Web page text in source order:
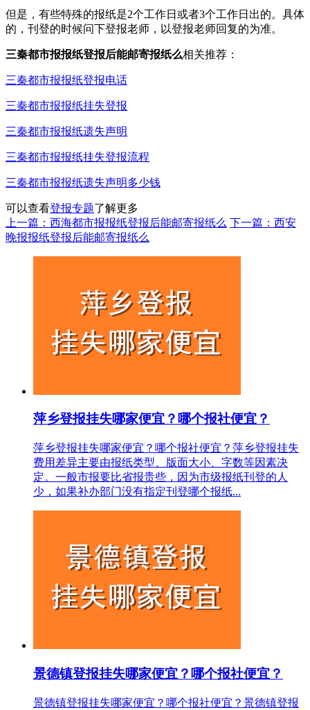
但是，有些特殊的报纸是2个工作日或者3个工作日出的。具体
的，刊登的时候问下登报老师，以登报老师回复的为准。
三秦都市报报纸登报后能邮寄报纸么相关推荐：
三秦都市报报纸登报电话
三秦都市报报纸挂失登报
三秦都市报报纸遗失声明
三秦都市报报纸挂失登报流程
三秦都市报报纸遗失声明多少钱
可以查看登报专题了解更多
上一篇：西海都市报报纸登报后能邮寄报纸么 下一篇：西安
晚报报纸登报后能邮寄报纸么
萍乡登报挂失哪家便宜？哪个报社便宜？
萍乡登报挂失哪家便宜？哪个报社便宜？萍乡登报挂失
费用差异主要由报纸类型、版面大小、字数等因素决
定。一般市报要比省报贵些，因为市级报纸刊登的人
少，如果补办部门没有指定刊登哪个报纸...
景德镇登报挂失哪家便宜？哪个报社便宜？
景德镇登报挂失哪家便宜？哪个报社便宜？景德镇登报